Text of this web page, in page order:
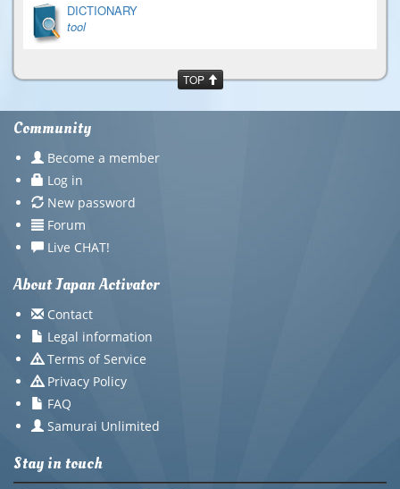
DICTIONARY
tool
TOP
Community
Become a member
Log in
New password
Forum
Live CHAT!
About Japan Activator
Contact
Legal information
Terms of Service
Privacy Policy
FAQ
Samurai Unlimited
Stay in touch